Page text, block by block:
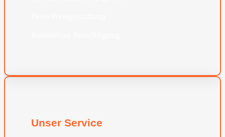
Unser Service